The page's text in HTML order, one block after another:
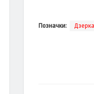
Позначки: